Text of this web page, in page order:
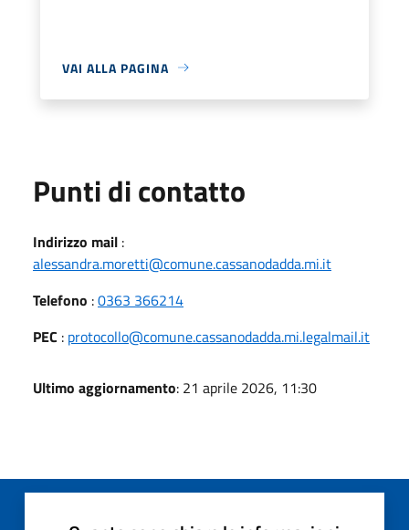
VAI ALLA PAGINA
Punti di contatto
Indirizzo mail :
alessandra.moretti@comune.cassanodadda.mi.it
Telefono :0363 366214
PEC : protocollo@comune.cassanodadda.mi.legalmail.it
Ultimo aggiornamento: 21 aprile 2026, 11:30